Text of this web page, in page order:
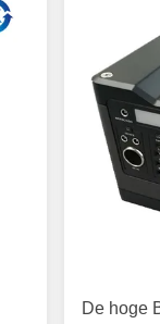
De hoge